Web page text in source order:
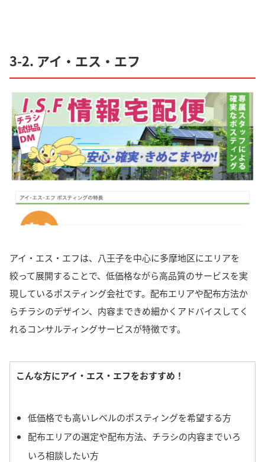
3-2. アイ・エス・エフ
アイ・エス・エフは、八王子を中心に多摩地区にエリアを
絞って展開することで、低価格ながら高品質のサービスを実
現しているポスティング会社です。配布エリアや配布方法か
らチラシのデザイン、内容まできめ細かくアドバイスしてく
れるコンサルティングサービスが特徴です。
こんな方にアイ・エス・エフをおすすめ！
低価格でも高いレベルのポスティングを希望する方
配布エリアの選定や配布方法、チラシの内容までいろ
いろ相談したい方